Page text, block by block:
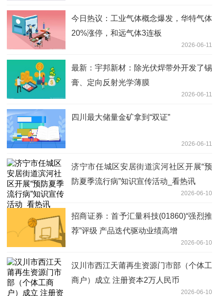
今日热议：工业气体概念爆发，华特气体
20%涨停，和远气体3连板
2026-06-11
最新：宇邦新材：除光伏焊带外开发了锡
膏、定向反射光学薄膜
2026-06-11
四川最大储量金矿拿到“双证”
2026-06-11
济宁市任城区安居街道滨河社区开展“预
防夏季流行病”知识宣传活动_看热讯
2026-06-10
招商证券：首予汇量科技(01860)“强烈推
荐”评级 产品迭代驱动业绩高增
2026-06-10
汉川市西江天莆再生资源门市部（个体工
商户）成立 注册资本2万人民币
2026-06-10